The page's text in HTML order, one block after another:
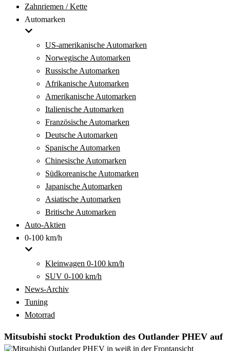
Zahnriemen / Kette
Automarken
US-amerikanische Automarken
Norwegische Automarken
Russische Automarken
Afrikanische Automarken
Amerikanische Automarken
Italienische Automarken
Französische Automarken
Deutsche Automarken
Spanische Automarken
Chinesische Automarken
Südkoreanische Automarken
Japanische Automarken
Asiatische Automarken
Britische Automarken
Auto-Aktien
0-100 km/h
Kleinwagen 0-100 km/h
SUV 0-100 km/h
News-Archiv
Tuning
Motorrad
Mitsubishi stockt Produktion des Outlander PHEV auf